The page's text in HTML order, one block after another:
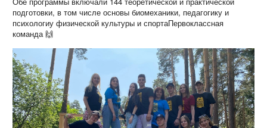
подготовки, в том числе основы биомеханики, педагогику и
психологиу физической культуры и спортаПервоклассная
команда 🙌